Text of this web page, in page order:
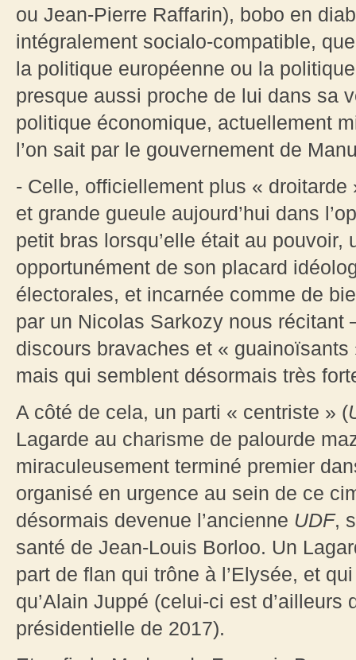
ou Jean-Pierre Raffarin), bobo en
intégralement socialo-compatible,
la politique européenne ou la
presque aussi proche de lui dans sa
politique économique, actuellement
l’on sait par le gouvernement de
- Celle, officiellement plus «
et grande gueule aujourd’hui dans
petit bras lorsqu’elle était au pouvoir,
opportunément de son placard
électorales, et incarnée comme de
par un Nicolas Sarkozy nous
discours bravaches et «
mais qui semblent désormais très
A côté de cela, un parti « centriste » (
Lagarde au charisme de palourde
miraculeusement terminé premier
organisé en urgence au sein de ce
désormais devenue l’ancienne UDF,
santé de Jean-Louis Borloo. Un
part de flan qui trône à l’Elysée, et
qu’Alain Juppé (celui-ci est
présidentielle de 2017).